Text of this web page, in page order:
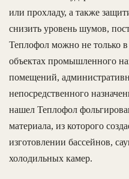
или прохладу, а также
снизить уровень шумов,
Теплофол можно не только в
объектах промышленного
помещений,
непосредственного
нашел Теплофол
материала, из которого
изготовлении бассейнов,
холодильных камер.